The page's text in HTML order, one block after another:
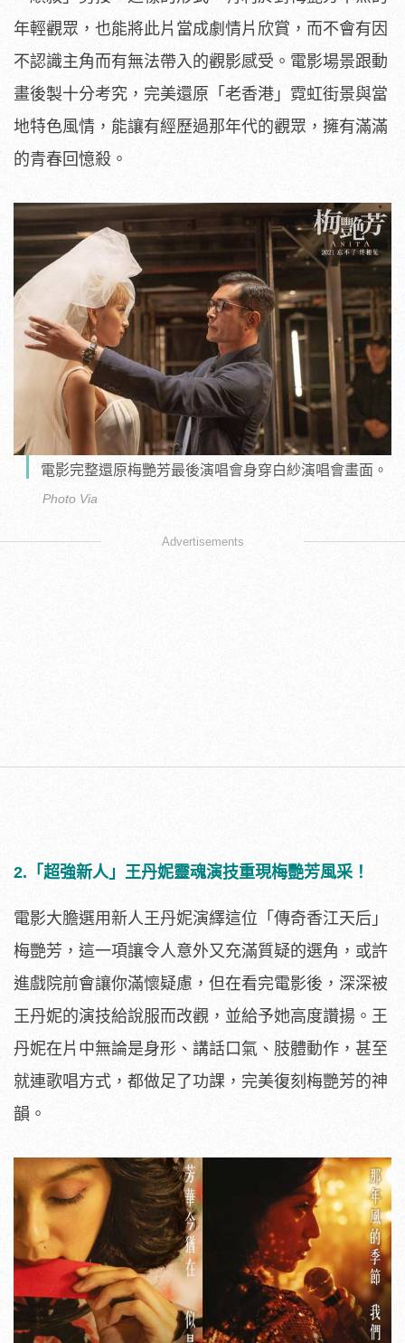
年輕觀眾，也能將此片當成劇情片欣賞，而不會有因
不認識主角而有無法帶入的觀影感受。電影場景跟動
畫後製十分考究，完美還原「老香港」霓虹街景與當
地特色風情，能讓有經歷過那年代的觀眾，擁有滿滿
的青春回憶殺。
電影完整還原梅艷芳最後演唱會身穿白紗演唱會畫面。
Photo Via
Advertisements
2.「超強新人」王丹妮靈魂演技重現梅艷芳風采！
電影大膽選用新人王丹妮演繹這位「傳奇香江天后」
梅艷芳，這一項讓令人意外又充滿質疑的選角，或許
進戲院前會讓你滿懷疑慮，但在看完電影後，深深被
王丹妮的演技給說服而改觀，並給予她高度讚揚。王
丹妮在片中無論是身形、講話口氣、肢體動作，甚至
就連歌唱方式，都做足了功課，完美復刻梅艷芳的神
韻。